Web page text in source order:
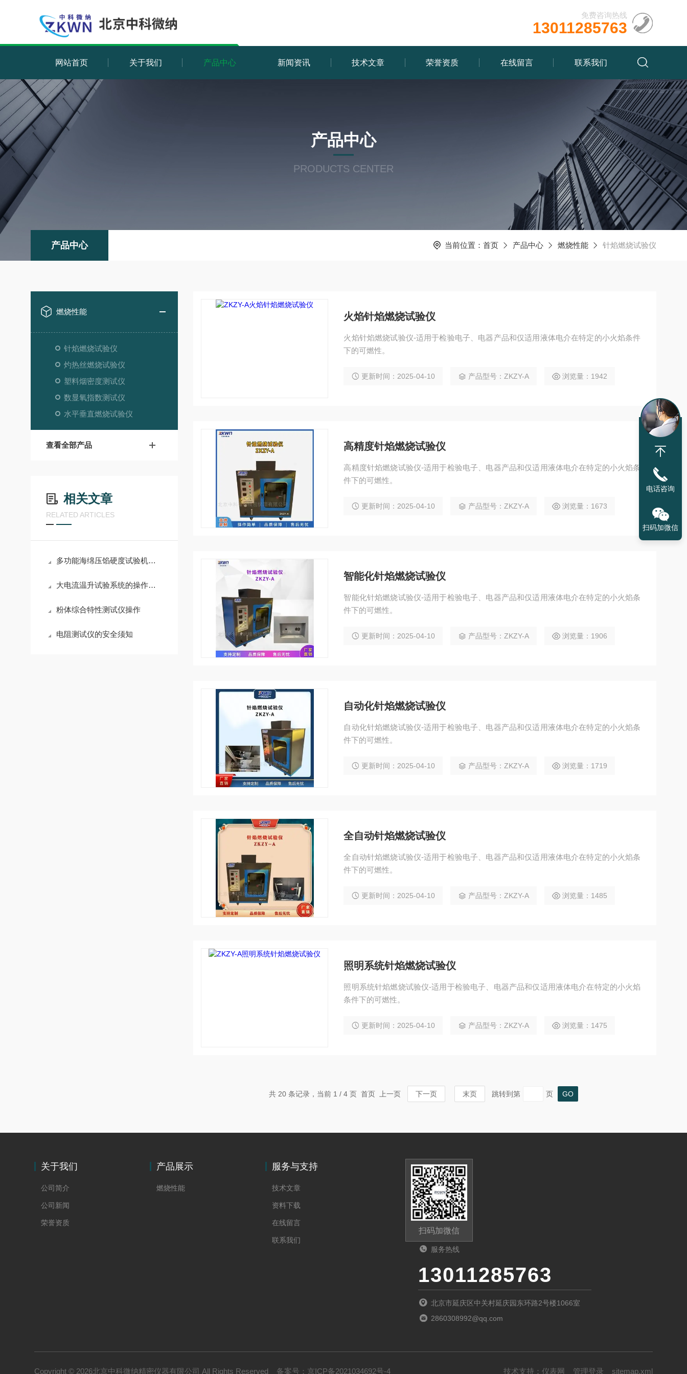
免费咨询热线
13011285763
网站首页 关于我们 产品中心 新闻资讯 技术文章 荣誉资质 在线留言 联系我们
产品中心
PRODUCTS CENTER
产品中心 当前位置： 首页 产品中心 燃烧性能 针焰燃烧试验仪
燃烧性能
针焰燃烧试验仪
灼热丝燃烧试验仪
塑料烟密度测试仪
数显氧指数测试仪
水平垂直燃烧试验仪
查看全部产品
相关文章
RELATED ARTICLES
多功能海绵压馅硬度试验机：提升产品品质的关键检测设备
大电流温升试验系统的操作使用
粉体综合特性测试仪操作
电阻测试仪的安全须知
火焰针焰燃烧试验仪
火焰针焰燃烧试验仪-适用于检验电子、电器产品和仅适用液体电介在特定的小火焰条件
下的可燃性。
更新时间：2025-04-10 产品型号：ZKZY-A 浏览量：1942
高精度针焰燃烧试验仪
高精度针焰燃烧试验仪-适用于检验电子、电器产品和仅适用液体电介在特定的小火焰条
件下的可燃性。
更新时间：2025-04-10 产品型号：ZKZY-A 浏览量：1673
智能化针焰燃烧试验仪
智能化针焰燃烧试验仪-适用于检验电子、电器产品和仅适用液体电介在特定的小火焰条
件下的可燃性。
更新时间：2025-04-10 产品型号：ZKZY-A 浏览量：1906
自动化针焰燃烧试验仪
自动化针焰燃烧试验仪-适用于检验电子、电器产品和仅适用液体电介在特定的小火焰条
件下的可燃性。
更新时间：2025-04-10 产品型号：ZKZY-A 浏览量：1719
全自动针焰燃烧试验仪
全自动针焰燃烧试验仪-适用于检验电子、电器产品和仅适用液体电介在特定的小火焰条
件下的可燃性。
更新时间：2025-04-10 产品型号：ZKZY-A 浏览量：1485
照明系统针焰燃烧试验仪
照明系统针焰燃烧试验仪-适用于检验电子、电器产品和仅适用液体电介在特定的小火焰
条件下的可燃性。
更新时间：2025-04-10 产品型号：ZKZY-A 浏览量：1475
共 20 条记录，当前 1 / 4 页 首页 上一页 下一页 末页 跳转到第 页
关于我们
公司简介
公司新闻
荣誉资质
产品展示
燃烧性能
服务与支持
技术文章
资料下载
在线留言
联系我们
扫码加微信
服务热线
13011285763
北京市延庆区中关村延庆园东环路2号楼1066室
2860308992@qq.com
Copyright © 2026北京中科微纳精密仪器有限公司 All Rights Reserved 备案号： 京ICP备2021034692号-4 技术支持： 仪表网 管理登录 sitemap.xml
电话咨询
扫码加微信